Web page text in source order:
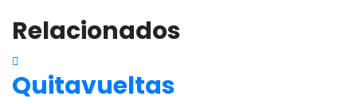
Relacionados
Quitavueltas